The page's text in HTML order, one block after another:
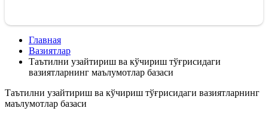
тўғрисидаги вазиятларнинг маълумотлар базаси
Иш берувчидан зарарни ундиришга оид маълумотлар
Главная
Вазиятлар
Таътилни узайтириш ва кўчириш тўғрисидаги
вазиятларнинг маълумотлар базаси
Таътилни узайтириш ва кўчириш тўғрисидаги вазиятларнинг
маълумотлар базаси